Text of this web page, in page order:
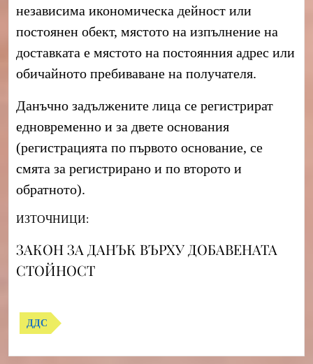
независима икономическа дейност или
постоянен обект, мястото на изпълнение на
доставката е мястото на постоянния адрес или
обичайното пребиваване на получателя.
Данъчно задължените лица се регистрират
едновременно и за двете основания
(регистрацията по първото основание, се
смята за регистрирано и по второто и
обратното).
ИЗТОЧНИЦИ:
ЗАКОН ЗА ДАНЪК ВЪРХУ ДОБАВЕНАТА
СТОЙНОСТ
ДДС